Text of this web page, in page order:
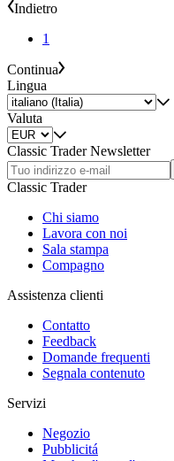
Indietro
1
Continua
Lingua
Valuta
Classic Trader Newsletter
Classic Trader
Chi siamo
Lavora con noi
Sala stampa
Compagno
Assistenza clienti
Contatto
Feedback
Domande frequenti
Segnala contenuto
Servizi
Negozio
Pubblicitá